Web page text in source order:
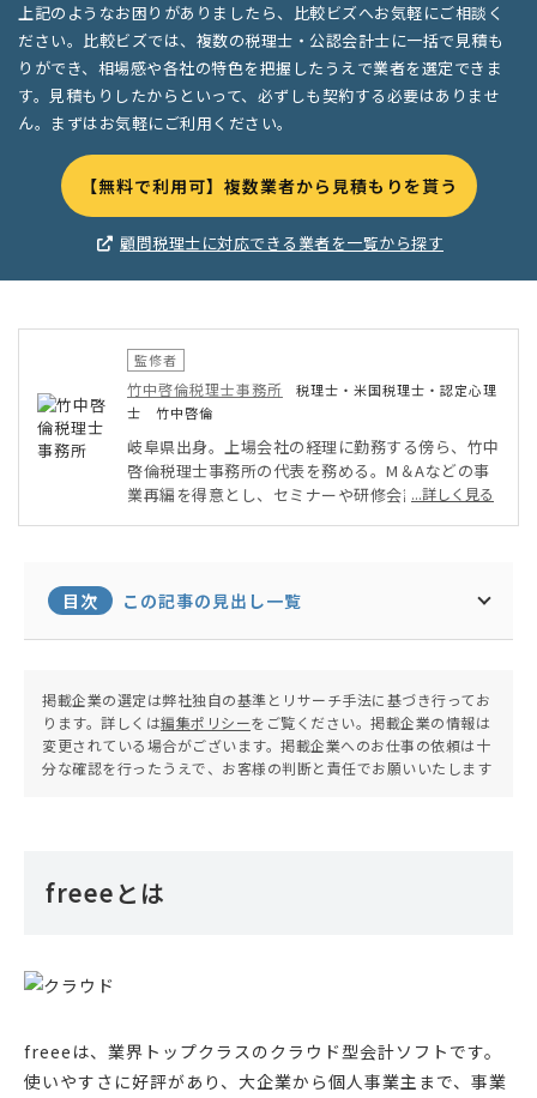
上記のようなお困りがありましたら、比較ビズへお気軽にご相談く
ださい。比較ビズでは、複数の税理士・公認会計士に一括で見積も
りができ、相場感や各社の特色を把握したうえで業者を選定できま
す。見積もりしたからといって、必ずしも契約する必要はありませ
ん。まずはお気軽にご利用ください。
【無料で利用可】複数業者から見積もりを貰う
顧問税理士に対応できる業者を一覧から探す
監修者
竹中啓倫税理士事務所
税理士・米国税理士・認定心理
士 竹中啓倫
岐阜県出身。上場会社の経理に勤務する傍ら、竹中
啓倫税理士事務所の代表を務める。M＆Aなどの事
業再編を得意とし、セミナーや研修会講師にも数多
める。
...詳しく見る
目次 この記事の見出し一覧
掲載企業の選定は弊社独自の基準とリサーチ手法に基づき行ってお
ります。詳しくは編集ポリシーをご覧ください。掲載企業の情報は
変更されている場合がございます。掲載企業へのお仕事の依頼は十
分な確認を行ったうえで、お客様の判断と責任でお願いいたします
freeeとは
freeeは、業界トップクラスのクラウド型会計ソフトです。
使いやすさに好評があり、大企業から個人事業主まで、事業